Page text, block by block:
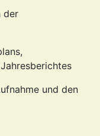
der
und den